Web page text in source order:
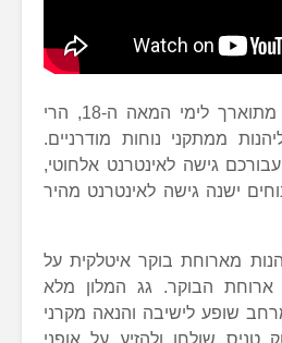
על אף שמבנה המלון מתוארך לימי המאה ה-18, הרי
ממתקני נוחות מודרניים.
גישה לאינטרנט אלחוטי,
ישנה גישה לאינטרנט מהיר
מארוחת בוקר איטלקית על
הבוקר. גג המלון מלא
שופע לישיבה והנאה מקרני